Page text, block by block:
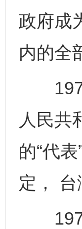
政府成
内的全
1971
人民共
的“代
定，
1972